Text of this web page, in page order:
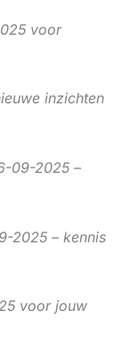
voor
inzichten
09-2025 –
2025 – kennis
voor jouw